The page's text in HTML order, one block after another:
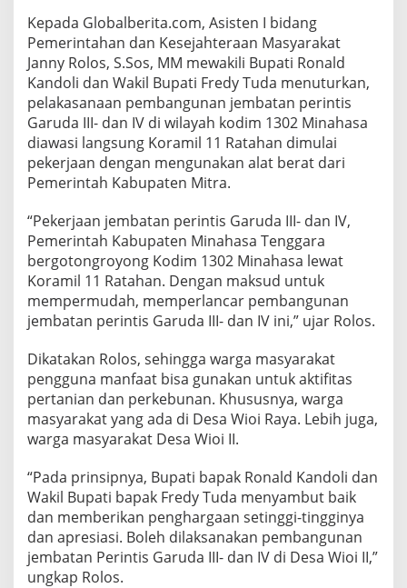
a
I
I
I
-
I
V
M
l
a
D
i
k
e
r
j
a
n
,
P
e
m
k
b
M
i
t
r
a
Kepada Globalberita.com, Asisten I bidang
Pemerintahan dan Kesejahteraan Masyarakat
Janny Rolos, S.Sos, MM mewakili Bupati Ronald
Kandoli dan Wakil Bupati Fredy Tuda menuturkan,
pelakasanaan pembangunan jembatan perintis
Garuda III- dan IV di wilayah kodim 1302 Minahasa
diawasi langsung Koramil 11 Ratahan dimulai
pekerjaan dengan mengunakan alat berat dari
Pemerintah Kabupaten Mitra.
“Pekerjaan jembatan perintis Garuda III- dan IV,
Pemerintah Kabupaten Minahasa Tenggara
bergotongroyong Kodim 1302 Minahasa lewat
Koramil 11 Ratahan. Dengan maksud untuk
mempermudah, memperlancar pembangunan
jembatan perintis Garuda III- dan IV ini,” ujar Rolos.
Dikatakan Rolos, sehingga warga masyarakat
pengguna manfaat bisa gunakan untuk aktifitas
pertanian dan perkebunan. Khususnya, warga
masyarakat yang ada di Desa Wioi Raya. Lebih juga,
warga masyarakat Desa Wioi II.
“Pada prinsipnya, Bupati bapak Ronald Kandoli dan
Wakil Bupati bapak Fredy Tuda menyambut baik
dan memberikan penghargaan setinggi-tingginya
dan apresiasi. Boleh dilaksanakan pembangunan
jembatan Perintis Garuda III- dan IV di Desa Wioi II,”
ungkap Rolos.